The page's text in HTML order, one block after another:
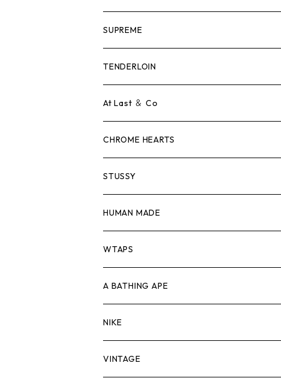
SUPREME
Tシャツ
ロンTEE
スウェット/ニット
シャツ
ジャケット
パンツ
キャップ・ハット
バッグ
シューズ
TENDERLOIN
Tシャツ
ロンTEE
スウェット/ニット
シャツ
ジャケット
パンツ
キャップ・ハット
バッグ
At Last ＆ Co
Tシャツ
ロンTEE
スウェット/ニット
シャツ
ジャケット
パンツ
キャップ・ハット
CHROME HEARTS
Tシャツ
ロンTEE
スウェット/ニット
シャツ
ジャケット
パンツ
STUSSY
Tシャツ
ロンTEE
スウェット/ニット
シャツ
ジャケット
HUMAN MADE
Tシャツ
ロンT
スウェット/ニット
シャツ
WTAPS
Tシャツ
ロンTEE
スウェット/ニット
A BATHING APE
Tシャツ
ロンTEE
NIKE
シューズ
VINTAGE